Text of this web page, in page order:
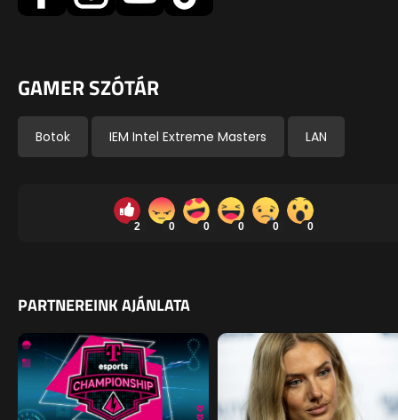
GAMER SZÓTÁR
Botok IEM Intel Extreme Masters LAN
2 0 0 0 0 0
PARTNEREINK AJÁNLATA